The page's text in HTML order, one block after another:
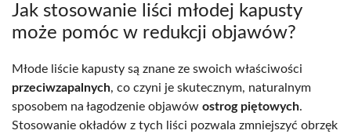
Jak stosowanie liści młodej kapusty
może pomóc w redukcji objawów?
Młode liście kapusty są znane ze swoich właściwości
przeciwzapalnych, co czyni je skutecznym, naturalnym
sposobem na łagodzenie objawów ostrog piętowych.
Stosowanie okładów z tych liści pozwala zmniejszyć obrzęk